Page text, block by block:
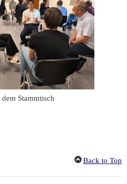
Stammtisch
Back to Top